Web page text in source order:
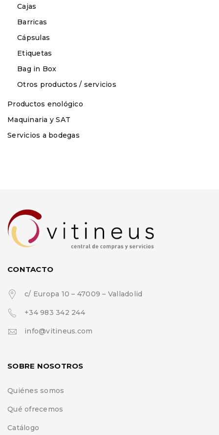
Cajas
Barricas
Cápsulas
Etiquetas
Bag in Box
Otros productos / servicios
Productos enológico
Maquinaria y SAT
Servicios a bodegas
CONTACTO
c/ Europa 10 – 47009 – Valladolid
+34 983 342 244
info@vitineus.com
SOBRE NOSOTROS
Quiénes somos
Qué ofrecemos
Catálogo